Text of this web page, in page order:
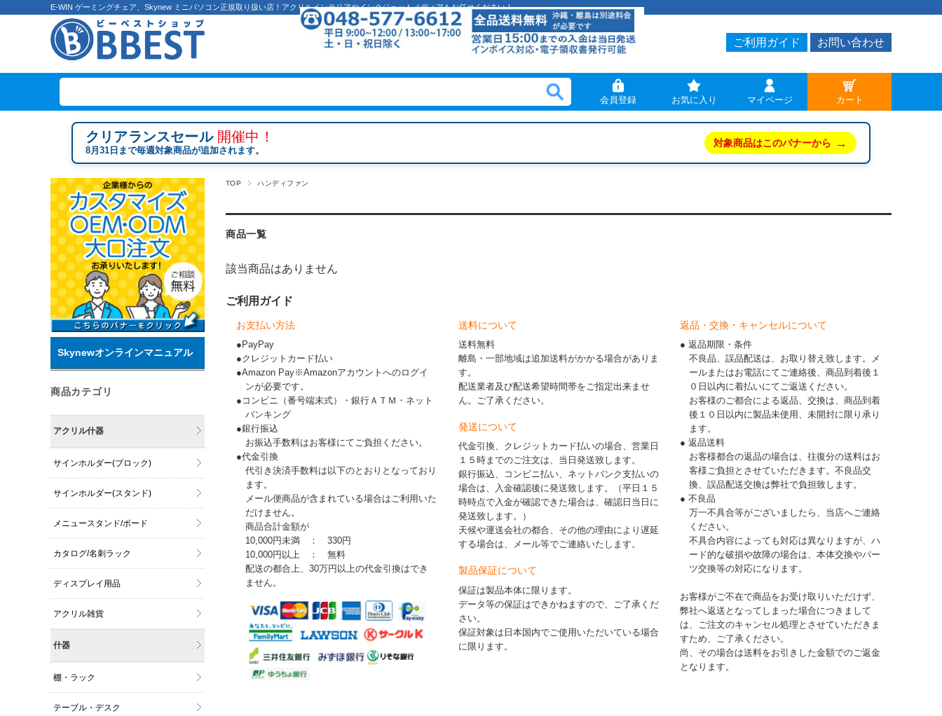
E-WIN ゲーミングチェア、Skynew ミニパソコン正規取り扱い店！アクリルインテリアやインクジェットメディアもお任せください！
ご利用ガイド お問い合わせ
会員登録 お気に入り マイページ カート
クリアランスセール 開催中！
8月31日まで毎週対象商品が追加されます。
対象商品はこのバナーから →
TOP ハンディファン
商品一覧
該当商品はありません
ご利用ガイド
お支払い方法
●PayPay
●クレジットカード払い
●Amazon Pay※Amazonアカウントへのログイ
ンが必要です。
●コンビニ（番号端末式）・銀行ＡＴＭ・ネット
バンキング
●銀行振込
お振込手数料はお客様にてご負担ください。
●代金引換
代引き決済手数料は以下のとおりとなっており
ます。
メール便商品が含まれている場合はご利用いた
だけません。
商品合計金額が
10,000円未満 ： 330円
10,000円以上 ： 無料
配送の都合上、30万円以上の代金引換はでき
ません。
送料について
送料無料
離島・一部地域は追加送料がかかる場合がありま
す。
配送業者及び配送希望時間帯をご指定出来ませ
ん。ご了承ください。
発送について
代金引換、クレジットカード払いの場合、営業日
１５時までのご注文は、当日発送致します。
銀行振込、コンビニ払い、ネットバンク支払いの
場合は、入金確認後に発送致します。（平日１５
時時点で入金が確認できた場合は、確認日当日に
発送致します。）
天候や運送会社の都合、その他の理由により遅延
する場合は、メール等でご連絡いたします。
製品保証について
保証は製品本体に限ります。
データ等の保証はできかねますので、ご了承くだ
さい。
保証対象は日本国内でご使用いただいている場合
に限ります。
返品・交換・キャンセルについて
● 返品期限・条件
不良品、誤品配送は、お取り替え致します。メ
ールまたはお電話にてご連絡後、商品到着後１
０日以内に着払いにてご返送ください。
お客様のご都合による返品、交換は、商品到着
後１０日以内に製品未使用、未開封に限り承り
ます。
● 返品送料
お客様都合の返品の場合は、往復分の送料はお
客様ご負担とさせていただきます。不良品交
換、誤品配送交換は弊社で負担致します。
● 不良品
万一不具合等がございましたら、当店へご連絡
ください。
不具合内容によっても対応は異なりますが、ハ
ード的な破損や故障の場合は、本体交換やパー
ツ交換等の対応になります。
お客様がご不在で商品をお受け取りいただけず、
弊社へ返送となってしまった場合につきまして
は、ご注文のキャンセル処理とさせていただきま
すため、ご了承ください。
尚、その場合は送料をお引きした金額でのご返金
となります。
Skynewオンラインマニュアル
商品カテゴリ
アクリル什器
サインホルダー(ブロック)
サインホルダー(スタンド)
メニュースタンド/ボード
カタログ/名刺ラック
ディスプレイ用品
アクリル雑貨
什器
棚・ラック
テーブル・デスク